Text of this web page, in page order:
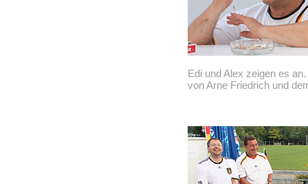
Edi und Alex zeigen es
von Arne Friedrich und